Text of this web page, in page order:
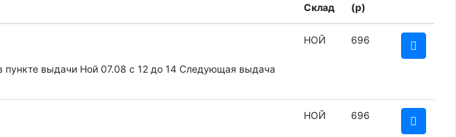
Склад
(p)
выдачи Ной 07.08 c 12 до 14 Следующая выдача
НОЙ 696
НОЙ 696